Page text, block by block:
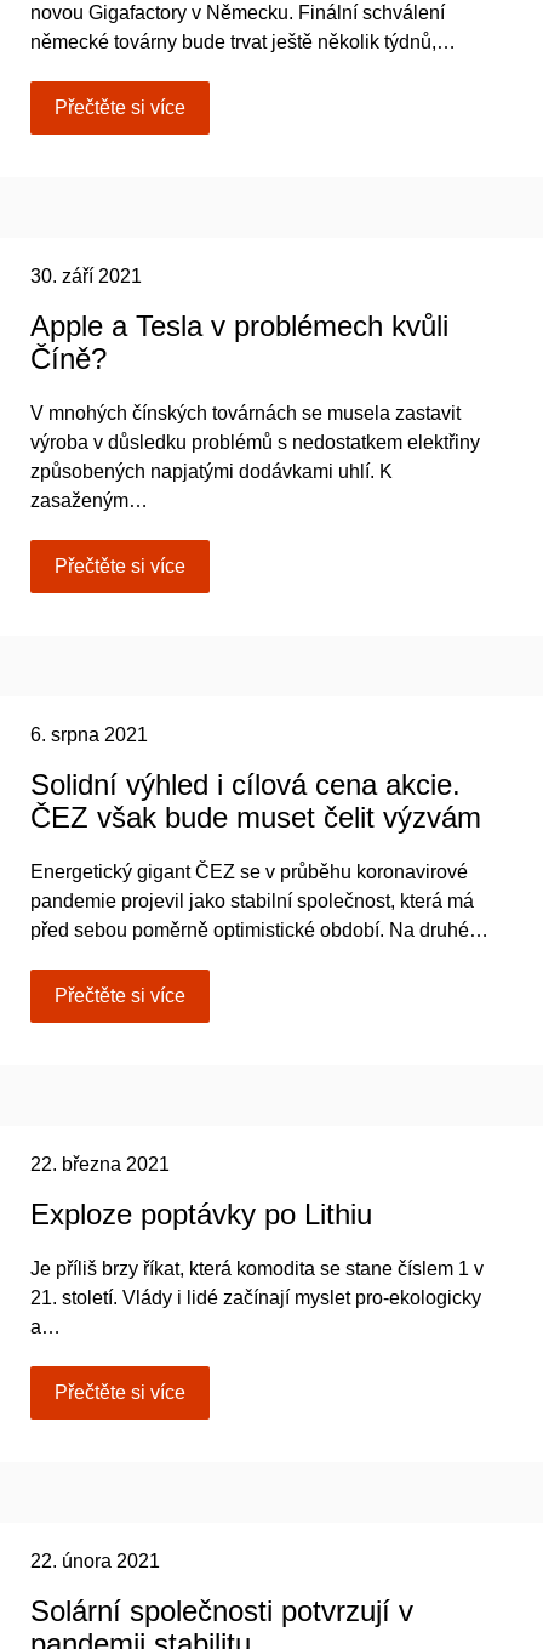
novou Gigafactory v Německu. Finální schválení
německé továrny bude trvat ještě několik týdnů,…
Přečtěte si více
30. září 2021
Apple a Tesla v problémech kvůli
Číně?
V mnohých čínských továrnách se musela zastavit
výroba v důsledku problémů s nedostatkem elektřiny
způsobených napjatými dodávkami uhlí. K
zasaženým…
Přečtěte si více
6. srpna 2021
Solidní výhled i cílová cena akcie.
ČEZ však bude muset čelit výzvám
Energetický gigant ČEZ se v průběhu koronavirové
pandemie projevil jako stabilní společnost, která má
před sebou poměrně optimistické období. Na druhé…
Přečtěte si více
22. března 2021
Exploze poptávky po Lithiu
Je příliš brzy říkat, která komodita se stane číslem 1 v
21. století. Vlády i lidé začínají myslet pro-ekologicky
a…
Přečtěte si více
22. února 2021
Solární společnosti potvrzují v